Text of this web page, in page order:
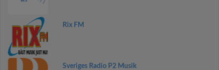
Rix FM
Sveriges Radio P2 Musik